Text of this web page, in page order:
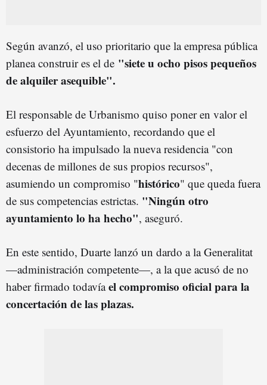
Según avanzó, el uso prioritario que la empresa pública
planea construir es el de "siete u ocho pisos pequeños
de alquiler asequible".
El responsable de Urbanismo quiso poner en valor el
esfuerzo del Ayuntamiento, recordando que el
consistorio ha impulsado la nueva residencia "con
decenas de millones de sus propios recursos",
asumiendo un compromiso "histórico" que queda fuera
de sus competencias estrictas. "Ningún otro
ayuntamiento lo ha hecho", aseguró.
En este sentido, Duarte lanzó un dardo a la Generalitat
—administración competente—, a la que acusó de no
haber firmado todavíael compromiso oficial para la
concertación de las plazas.